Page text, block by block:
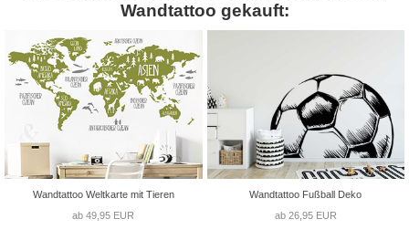
Wandtattoo gekauft:
Wandtattoo Weltkarte mit Tieren
ab 49,95 EUR
Wandtattoo Fußball Deko
ab 26,95 EUR